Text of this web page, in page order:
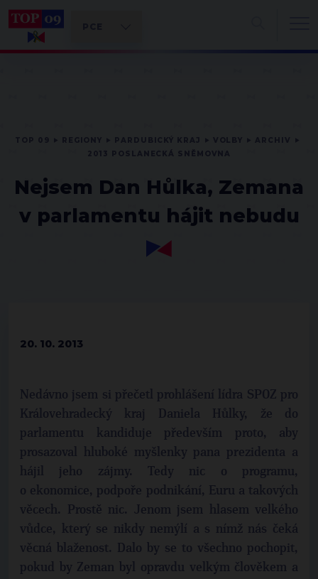
Nejsem Dan Hůlka, Zemana
v parlamentu hájit nebudu
20. 10. 2013
Nedávno jsem si přečetl prohlášení lídra SPOZ pro
Královehradecký kraj Daniela Hůlky, že do
parlamentu kandiduje především proto, aby
prosazoval hluboké myšlenky pana prezidenta a
hájil jeho zájmy. Tedy nic o programu,
o ekonomice, podpoře podnikání, Euru a takových
věcech. Prostě nic. Jenom jsem hlasem velkého
vůdce, který se nikdy nemýlí a s nímž nás čeká
věcná blaženost. Dalo by se to všechno pochopit,
pokud by Zeman byl opravdu velkým člověkem a